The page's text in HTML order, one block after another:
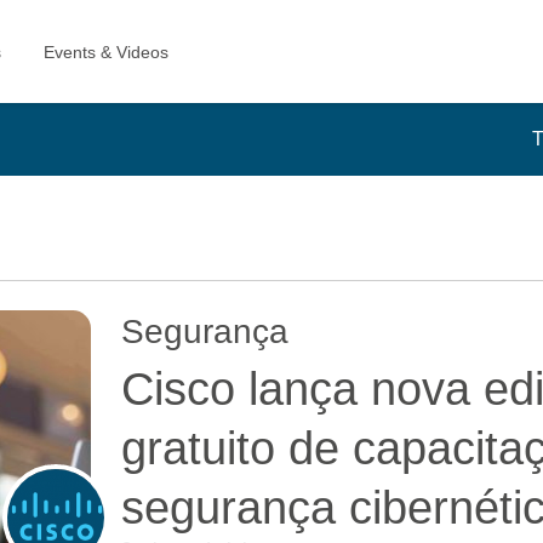
Segurança
Cisco lança nova
gratuito de
segurança